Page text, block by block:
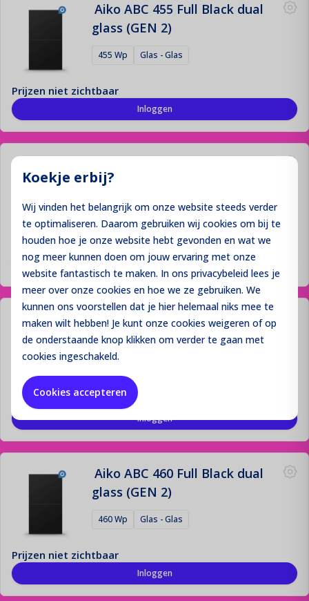
Koekje erbij?
Wij vinden het belangrijk om onze website steeds verder
te optimaliseren. Daarom gebruiken wij cookies om bij te
houden hoe je onze website hebt gevonden en wat we
nog meer kunnen doen om jouw ervaring met onze
website fantastisch te maken. In ons privacybeleid lees je
meer over onze cookies en hoe we ze gebruiken. We
kunnen ons voorstellen dat je hier helemaal niks mee te
maken wilt hebben! Je kunt onze cookies weigeren of op
de onderstaande knop klikken om verder te gaan met
cookies ingeschakeld.
Cookies accepteren
Aiko ABC 455 Full Black dual
glass (GEN 2)
455 Wp Glas - Glas
Prijzen niet zichtbaar
Inloggen
glass (GEN 2)
455 Wp Glas - Glas
Prijzen niet zichtbaar
Inloggen
Aiko ABC 460 Black frame single
glass (GEN 2)
Prijzen niet zichtbaar
Inloggen
Aiko ABC 460 Full Black dual
glass (GEN 2)
460 Wp Glas - Glas
Prijzen niet zichtbaar
Inloggen